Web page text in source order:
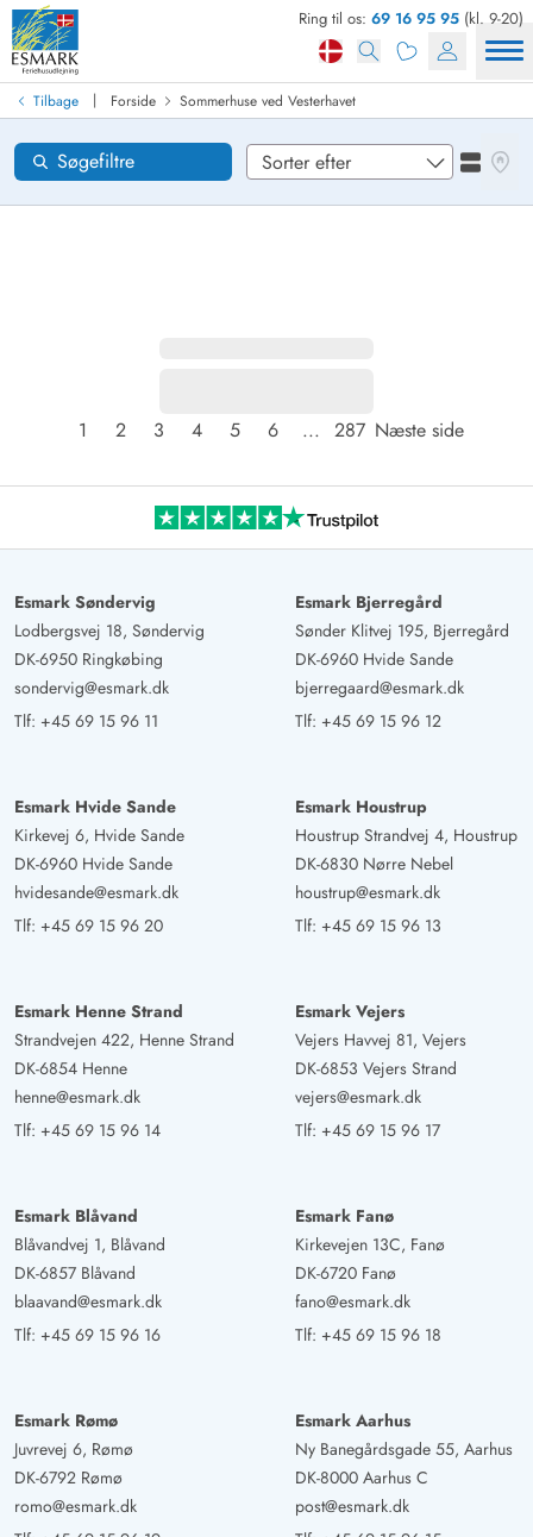
Ring til os: 69 16 95 95 (kl. 9-20)
Tilbage | Forside Sommerhuse ved Vesterhavet
1 2 3 4 5 6 ... 287 Næste side
Søgefiltre
Se
Find sommerhus
Ankomst
Områder
Esmark Søndervig
Lodbergsvej 18, Søndervig
DK-6950 Ringkøbing
sondervig@esmark.dk
Tlf: +45 69 15 96 11
Esmark Bjerregård
Sønder Klitvej 195, Bjerregård
DK-6960 Hvide Sande
bjerregaard@esmark.dk
Tlf: +45 69 15 96 12
Esmark Hvide Sande
Kirkevej 6, Hvide Sande
DK-6960 Hvide Sande
hvidesande@esmark.dk
Tlf: +45 69 15 96 20
Esmark Houstrup
Houstrup Strandvej 4, Houstrup
DK-6830 Nørre Nebel
houstrup@esmark.dk
Tlf: +45 69 15 96 13
Esmark Henne Strand
Strandvejen 422, Henne Strand
DK-6854 Henne
henne@esmark.dk
Tlf: +45 69 15 96 14
Esmark Vejers
Vejers Havvej 81, Vejers
DK-6853 Vejers Strand
vejers@esmark.dk
Tlf: +45 69 15 96 17
Esmark Blåvand
Blåvandvej 1, Blåvand
DK-6857 Blåvand
blaavand@esmark.dk
Tlf: +45 69 15 96 16
Esmark Fanø
Kirkevejen 13C, Fanø
DK-6720 Fanø
fano@esmark.dk
Tlf: +45 69 15 96 18
Esmark Rømø
Juvrevej 6, Rømø
DK-6792 Rømø
romo@esmark.dk
Esmark Aarhus
Ny Banegårdsgade 55, Aarhus
DK-8000 Aarhus C
post@esmark.dk